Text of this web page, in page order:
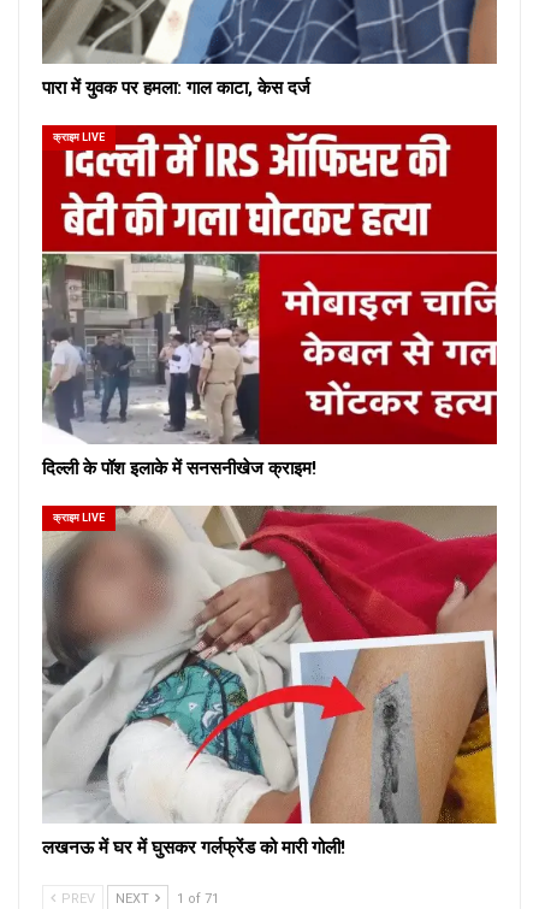
पारा में युवक पर हमला: गाल काटा, केस दर्ज
क्राइम LIVE
दिल्ली के पॉश इलाके में सनसनीखेज क्राइम!
क्राइम LIVE
लखनऊ में घर में घुसकर गर्लफ्रेंड को मारी गोली!
PREV NEXT 1 of 71